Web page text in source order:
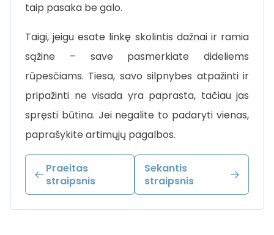
taip pasaka be galo.
Taigi, jeigu esate linkę skolintis dažnai ir ramia
sąžine – save pasmerkiate dideliems
rūpesčiams. Tiesa, savo silpnybes atpažinti ir
pripažinti ne visada yra paprasta, tačiau jas
spręsti būtina. Jei negalite to padaryti vienas,
paprašykite artimųjų pagalbos.
Praeitas
straipsnis
Sekantis
straipsnis